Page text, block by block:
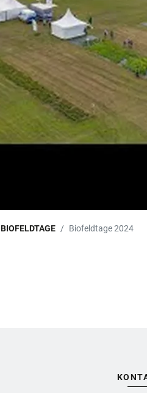
BIOFELDTAGE Biofeldtage 2024